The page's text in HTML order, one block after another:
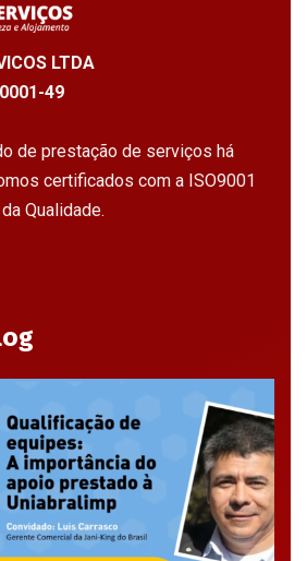
LTDA
49
de prestação de serviços há
certificados com a ISO9001
Qualidade.